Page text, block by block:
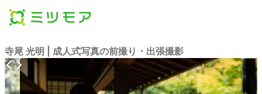
寺尾 光明 | 成人式写真の前撮り・出張撮影